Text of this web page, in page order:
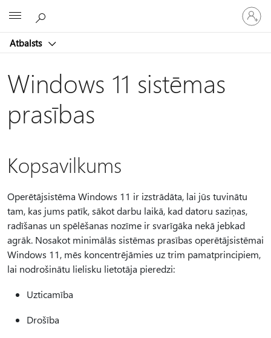
Atbalsts
savā
kontā
Windows 11 sistēmas
prasības
Kopsavilkums
Operētājsistēma Windows 11 ir izstrādāta, lai jūs tuvinātu
tam, kas jums patīk, sākot darbu laikā, kad datoru saziņas,
radīšanas un spēlēšanas nozīme ir svarīgāka nekā jebkad
agrāk. Nosakot minimālās sistēmas prasības operētājsistēmai
Windows 11, mēs koncentrējāmies uz trim pamatprincipiem,
lai nodrošinātu lielisku lietotāja pieredzi:
Uzticamība
Drošība